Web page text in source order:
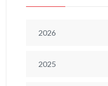
2026
2025